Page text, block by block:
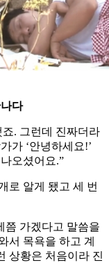
다
. 그런데 진짜더라
가 ‘안녕하세요!’
오셨어요.”
로 알게 됐고 세 번
쯤 가겠다고 말씀을
서 목욕을 하고 계
상황은 처음이라 진